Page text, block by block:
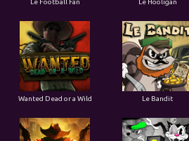
Le Football Fan Le Hooligan
Wanted Dead or a Wild Le Bandit